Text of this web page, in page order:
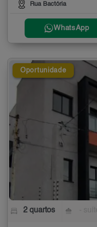
Rua Bactória
WhatsApp
Oportunidade
2 quartos